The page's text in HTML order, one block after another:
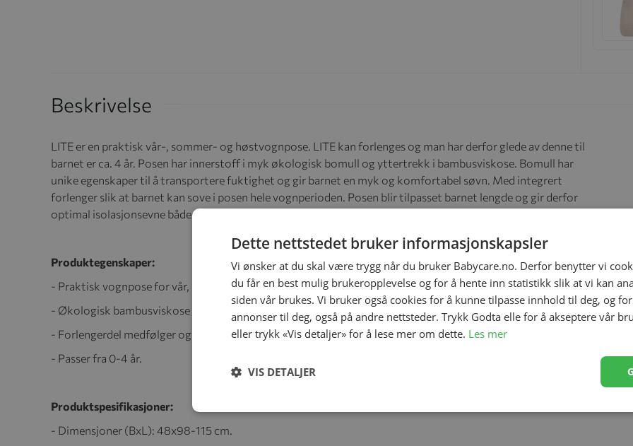
Beskrivelse
LITE er en praktisk vår-, sommer- og høstvognpose. LITE kan forlenges og man har derfor glede av denne til
barnet er ca. 4 år. Posen har innerstoff i myk økologisk bomull og yttertrekk i bambusviskose. Bomull har
unike egenskaper til å transportere fuktighet og gir barnet en myk og komfortabel søvn. Med integrert
forlenger slik at barnet kan sove i posen hele vognperioden. Posen blir tilpasset barnet lengde og gir derfor
optimal isolasjonsevne både i bag og vogn.
Produktegenskaper:
- Praktisk vognpose for vår, sommer og høst.
- Økologisk bambusviskose og har myk børstet bomull.
- Forlengerdel medfølger og gir lang brukstid.
- Passer fra 0-4 år.
Produktspesifikasjoner:
- Dimensjoner (BxL): 48x98-115 cm.
Dette nettstedet bruker informasjonskapsler
Vi ønsker at du skal være trygg når du bruker Babycare.no. Derfor benytter vi
du får en best mulig brukeropplevelse og for å hente inn statistikk slik at vi kan
siden vår brukes. Vi bruker også cookies for å kunne tilpasse innhold til deg, og
annonser til deg, også på andre nettsteder. Trykk Godta elle for å akseptere vår
eller trykk «Vis detaljer» for å lese mer om dette. Les mer
VIS DETALJER